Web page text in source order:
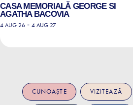
CASA MEMORIALĂ GEORGE SI
AGATHA BACOVIA
4 AUG 26 - 4 AUG 27
CUNOAȘTE VIZITEAZĂ